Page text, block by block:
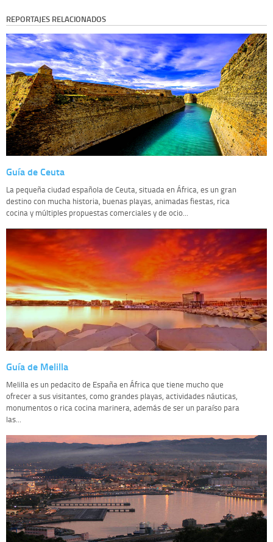
REPORTAJES RELACIONADOS
Guía de Ceuta
La pequeña ciudad española de Ceuta, situada en África, es un gran
destino con mucha historia, buenas playas, animadas fiestas, rica
cocina y múltiples propuestas comerciales y de ocio...
Guía de Melilla
Melilla es un pedacito de España en África que tiene mucho que
ofrecer a sus visitantes, como grandes playas, actividades náuticas,
monumentos o rica cocina marinera, además de ser un paraíso para
las...